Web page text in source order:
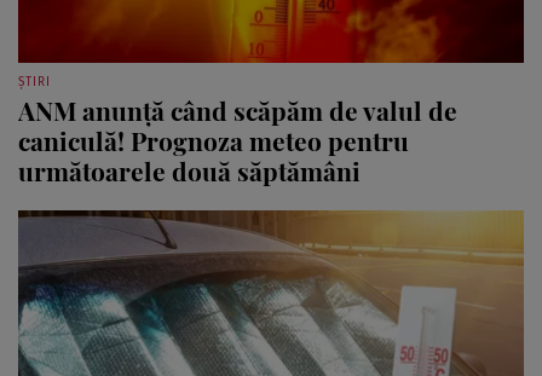
ANM anunță când scăpăm de valul de
caniculă! Prognoza meteo pentru
următoarele două săptămâni